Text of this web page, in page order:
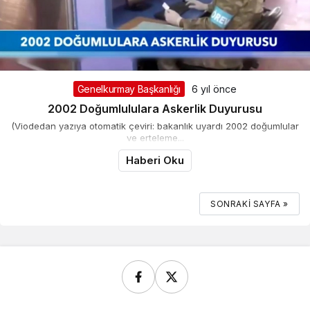
Genelkurmay Başkanlığı 6 yıl önce
2002 Doğumlululara Askerlik Duyurusu
(Viodedan yazıya otomatik çeviri: bakanlık uyardı 2002 doğumlular
ve erteleme...
Haberi Oku
SONRAKI SAYFA »